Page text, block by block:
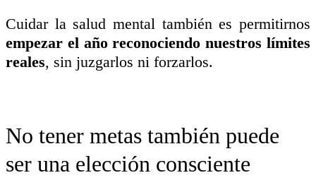
Cuidar la salud mental también es permitirnos
empezar el año reconociendo nuestros límites
reales, sin juzgarlos ni forzarlos.
No tener metas también puede
ser una elección consciente